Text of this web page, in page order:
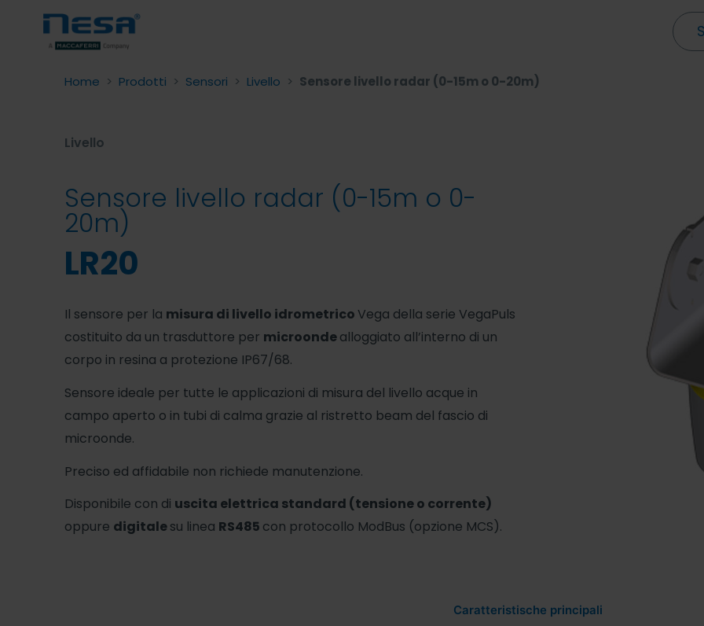
Home > Prodotti > Sensori > Livello > Sensore livello radar (0-15m o 0-20m)
Livello
Sensore livello radar (0-15m o 0-
20m)
LR20
Il sensore per la misura di livello idrometrico Vega della serie VegaPuls
costituito da un trasduttore per microondealloggiato all’interno di un
corpo in resina a protezione IP67/68.
Sensore ideale per tutte le applicazioni di misura del livello acque in
campo aperto o in tubi di calma grazie al ristretto beam del fascio di
microonde.
Preciso ed affidabile non richiede manutenzione.
Disponibile con di uscita elettrica standard (tensione o corrente)
oppure digitalesu linea RS485 con protocollo ModBus (opzione MCS).
Caratteristische principali